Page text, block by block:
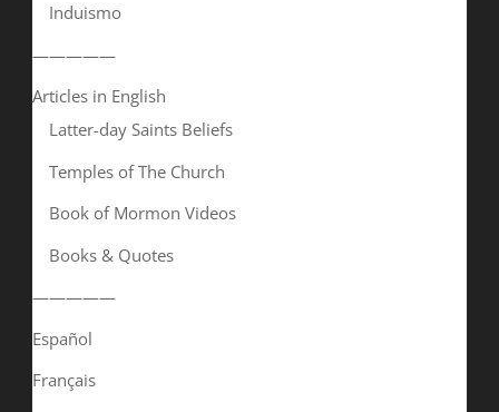
Induismo
—————
Articles in English
Latter-day Saints Beliefs
Temples of The Church
Book of Mormon Videos
Books & Quotes
—————
Español
Français